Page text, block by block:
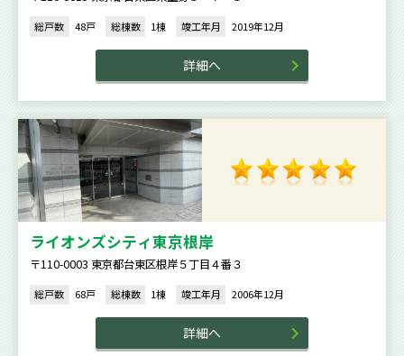
総戸数 48戸 総棟数 1棟 竣工年月 2019年12月
詳細へ
ライオンズシティ東京根岸
〒110-0003 東京都台東区根岸５丁目４番３
総戸数 68戸 総棟数 1棟 竣工年月 2006年12月
詳細へ